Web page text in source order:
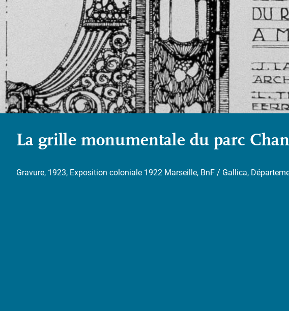
La grille monumentale du parc
Gravure, 1923, Exposition coloniale 1922 Marseille, BnF / Gallica,